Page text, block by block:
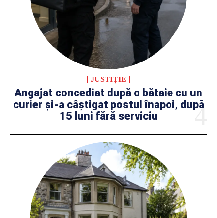
JUSTIȚIE
Angajat concediat după o bătaie cu un
curier și-a câștigat postul înapoi, după
15 luni fără serviciu